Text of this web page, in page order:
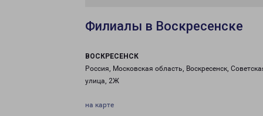
Филиалы в Воскресенске
ВОСКРЕСЕНСК
Россия, Московская область, Воскресенск,
улица, 2Ж
на карте